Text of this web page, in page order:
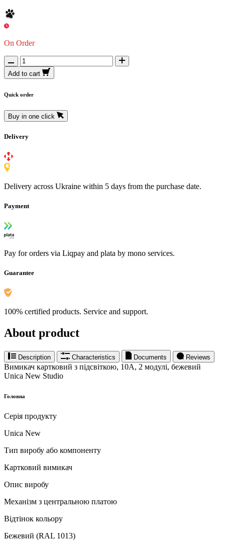
On Order
Add to cart
Quick order
Buy in one click
Delivery
Delivery across Ukraine within 5 days from the purchase date.
Payment
Pay for orders via Liqpay and plata by mono services.
Guarantee
100% certified products. Service and support.
About product
Description Characteristics Documents Reviews
Вимикач картковий з підсвіткою, 10А, 2 модулі, бежевий
Unica New Studio
Головна
Серія продукту
Unica New
Тип виробу або компоненту
Картковий вимикач
Опис виробу
Механізм з центральною платою
Відтінок кольору
Бежевий (RAL 1013)